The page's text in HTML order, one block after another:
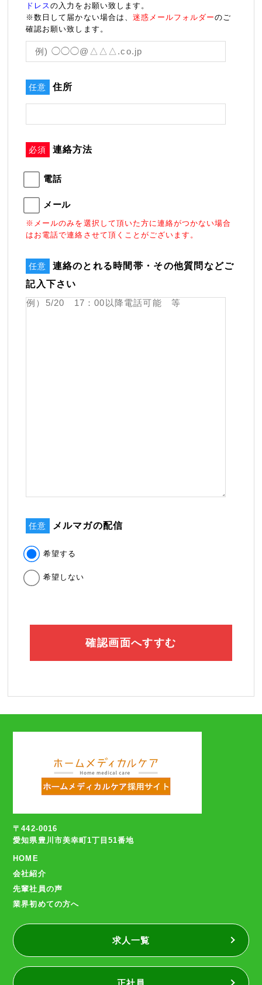
ドレスの入力をお願い致します。
※数日して届かない場合は、 迷惑メールフォルダーのご
確認お願い致します。
任意 住所
必須 連絡方法
電話
メール
※メールのみを選択して頂いた方に連絡がつかない場合
はお電話で連絡させて頂くことがございます。
任意
連絡のとれる時間帯・その他質問などご
記入下さい
任意 メルマガの配信
希望する
希望しない
〒442-0016
愛知県豊川市美幸町1丁目51番地
HOME
会社紹介
先輩社員の声
業界初めての方へ
求人一覧
正社員